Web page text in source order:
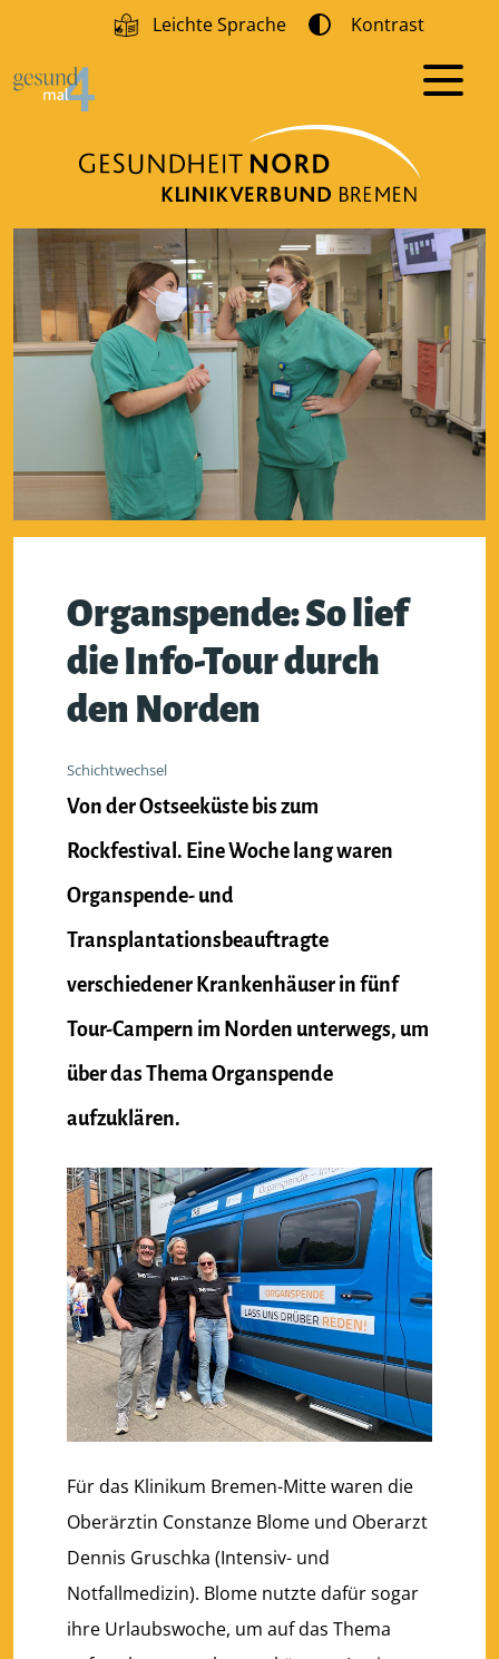
Leichte Sprache Kontrast
Organspende: So lief
die Info-Tour durch
den Norden
Schichtwechsel
Von der Ostseeküste bis zum
Rockfestival. Eine Woche lang waren
Organspende- und
Transplantationsbeauftragte
verschiedener Krankenhäuser in fünf
Tour-Campern im Norden unterwegs, um
über das Thema Organspende
aufzuklären.
Für das Klinikum Bremen-Mitte waren die
Oberärztin Constanze Blome und Oberarzt
Dennis Gruschka (Intensiv- und
Notfallmedizin). Blome nutzte dafür sogar
ihre Urlaubswoche, um auf das Thema